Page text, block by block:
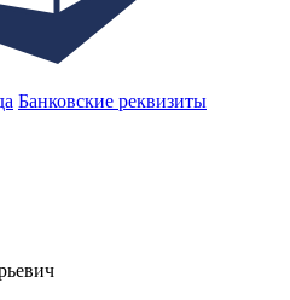
Банковские реквизиты